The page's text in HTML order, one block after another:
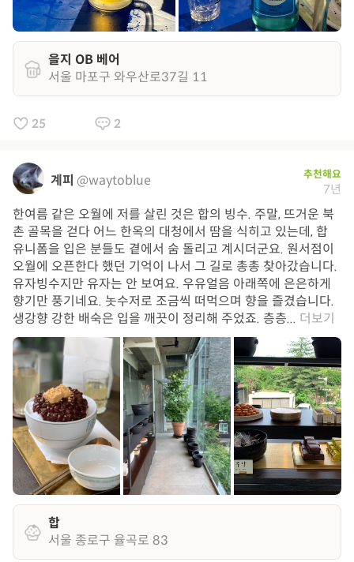
을지 OB 베어
서울 마포구 와우산로37길 11
25 2
계피 @waytoblue 추천해요
7년
한여름 같은 오월에 저를 살린 것은 합의 빙수. 주말, 뜨거운 북
촌 골목을 걷다 어느 한옥의 대청에서 땀을 식히고 있는데, 합
유니폼을 입은 분들도 곁에서 숨 돌리고 계시더군요. 원서점이
오월에 오픈한다 했던 기억이 나서 그 길로 총총 찾아갔습니다.
유자빙수지만 유자는 안 보여요. 우유얼음 아래쪽에 은은하게
향기만 풍기네요. 놋수저로 조금씩 떠먹으며 향을 즐겼습니다.
생강향 강한 배숙은 입을 깨끗이 정리해 주었죠. 층층... 더보기
합
서울 종로구 율곡로 83